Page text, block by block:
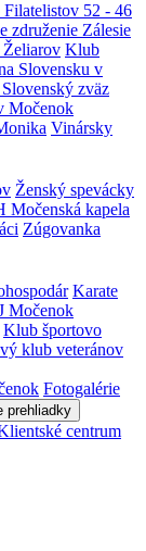
52 - 46
združenie Zálesie
Želiarov Klub
Slovensku v
zväz
Močenok
Vinársky
Ženský spevácky
Močenská kapela
Zúgovanka
Karate
Močenok
Klub športovo
klub veteránov
Fotogalérie
prehliadky
centrum